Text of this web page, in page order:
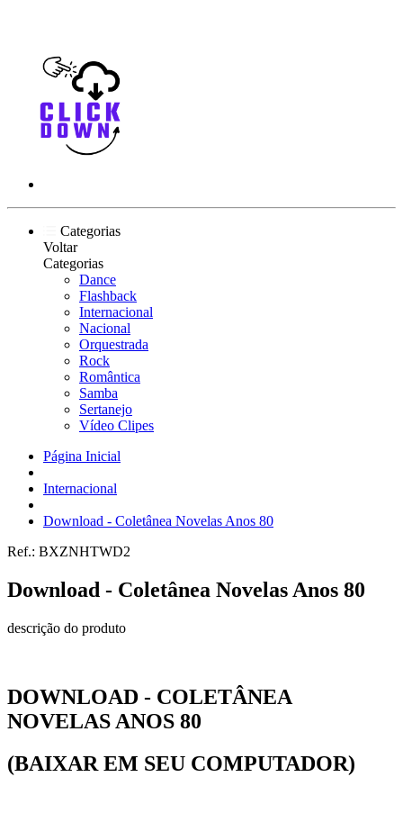
Categorias
Voltar
Categorias
Dance
Flashback
Internacional
Nacional
Orquestrada
Rock
Romântica
Samba
Sertanejo
Vídeo Clipes
Página Inicial
Internacional
Download - Coletânea Novelas Anos 80
Ref.: BXZNHTWD2
Download - Coletânea Novelas Anos 80
descrição do produto
DOWNLOAD - COLETÂNEA
NOVELAS ANOS 80
(BAIXAR EM SEU COMPUTADOR)